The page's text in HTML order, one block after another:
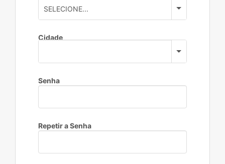
Cidade
Senha
Repetir a Senha